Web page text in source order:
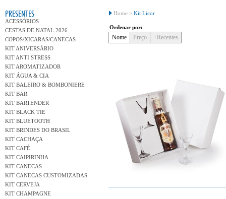
PRESENTES
ACESSÓRIOS
CESTAS DE NATAL 2026
COPOS/XICARAS/CANECAS
KIT ANIVERSÁRIO
KIT ANTI STRESS
KIT AROMATIZADOR
KIT ÁGUA & CIA
KIT BALEIRO & BOMBONIERE
KIT BAR
KIT BARTENDER
KIT BLACK TIE
KIT BLUETOOTH
KIT BRINDES DO BRASIL
KIT CACHAÇA
KIT CAFÉ
KIT CAIPIRINHA
KIT CANECAS
KIT CANECAS CUSTOMIZADAS
KIT CERVEJA
KIT CHAMPAGNE
Home > Kit Licor
Ordenar por:
Nome Preço +Recentes